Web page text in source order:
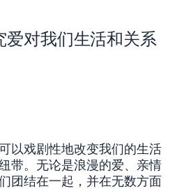
爱对我们生活和关系
以戏剧性地改变我们的生活
带。无论是浪漫的爱、亲情
团结在一起，并在无数方面